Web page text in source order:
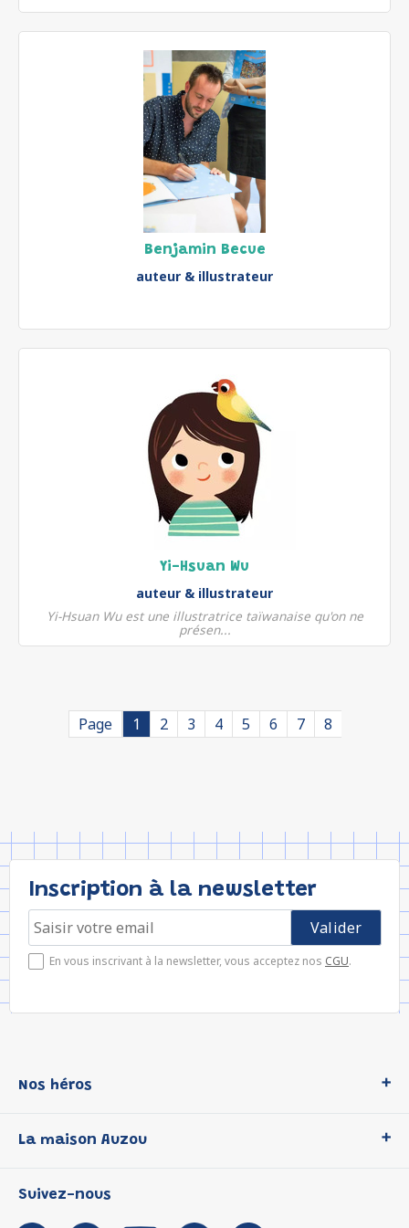
Benjamin Becue
auteur & illustrateur
Yi-Hsuan Wu
auteur & illustrateur
Yi-Hsuan Wu est une illustratrice taïwanaise qu'on ne
présen...
Page 1 2 3 4 5 6 7 8
Inscription à la newsletter
En vous inscrivant à la newsletter, vous acceptez nos CGU.
Nos héros
P'tit Loup
Les Influenceuses
La maison Auzou
Notre histoire
Suivez-nous